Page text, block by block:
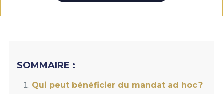
SOMMAIRE :
Qui peut bénéficier du mandat ad hoc ?